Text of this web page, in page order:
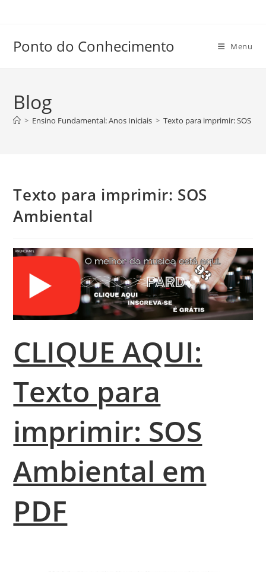
conteúdo
Ponto do Conhecimento Menu
Blog
> Ensino Fundamental: Anos Iniciais > Texto para imprimir: SOS
Texto para imprimir: SOS
Ambiental
CLIQUE AQUI:
Texto para
imprimir: SOS
Ambiental em
PDF